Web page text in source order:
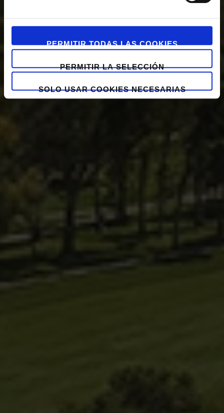
PERMITIR TODAS LAS COOKIES
PERMITIR LA SELECCIÓN
SOLO USAR COOKIES NECESARIAS